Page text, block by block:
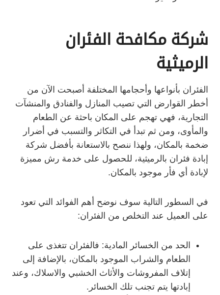
شركة مكافحة الفئران
الرميثية
الفئران بأنواعها وأحجامها المختلفة أصبحت الآن من
أخطر القوارض التي تصيب المنازل والفنادق والمنشآت
التجارية، فهي تهجم على المكان باحثة عن الطعام
والمأوى، ومن ثم تبدأ في التكاثر والتسبب في أضرار
ضخمة بالمكان، ولهذا ننصح بالاستعانة بأفضل شركة
إبادة فئران بالرميثية، للحصول على خدمة رش مميزة
لإبادة أي فأر موجود بالمكان.
في السطور التالية سوف نوضح أهم الفوائد التي تعود
على العميل عند التخلص من الفئران:
الحد من الخسائر المادية: فالفئران تتغذى على
الطعام والشراب الموجود بالمكان، بالإضافة إلى
إتلاف المفروشات والأثاث الخشبي والاسلاك، وعند
إبادتها يتم تجنب تلك الخسائر.